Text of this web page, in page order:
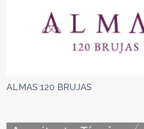
ALMAS 120 BRUJAS